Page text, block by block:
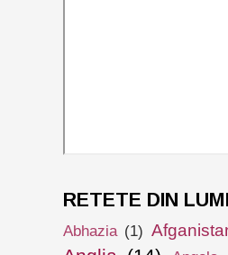
RETETE DIN
Abhazia (1)